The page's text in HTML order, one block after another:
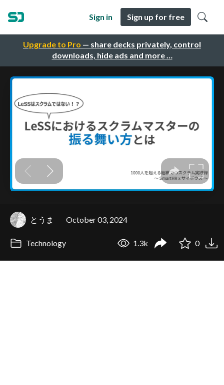
Upgrade to Pro — share decks privately, control
downloads, hide ads and more …
Sign in Sign up for free
とうま October 03, 2024
Technology 1.3k 0